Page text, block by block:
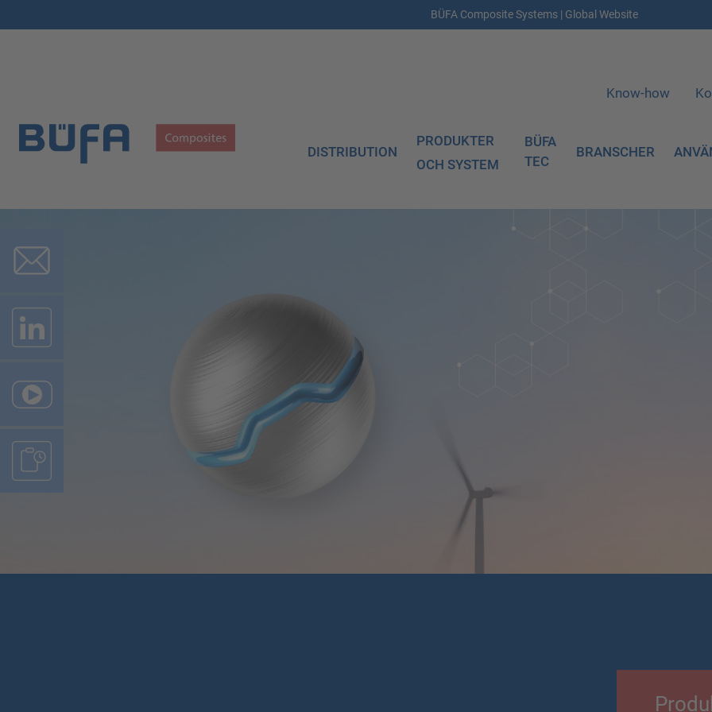
BÜFA Composite Systems | Global Website
Know-how
DISTRIBUTION
PRODUKTER
OCH SYSTEM
BÜFA
TEC
BRANSCHER